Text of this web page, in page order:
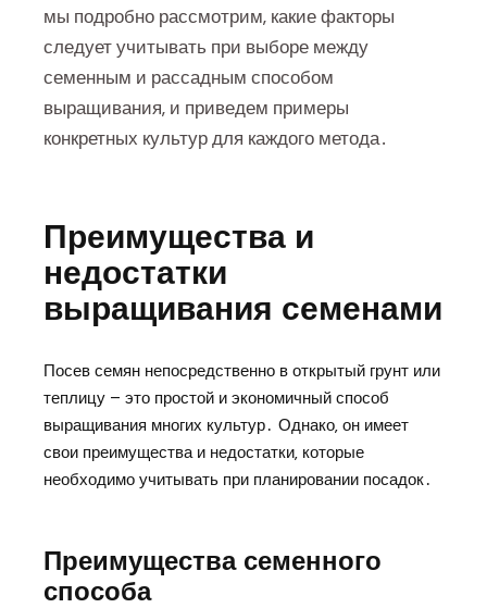
мы подробно рассмотрим‚ какие факторы
следует учитывать при выборе между
семенным и рассадным способом
выращивания‚ и приведем примеры
конкретных культур для каждого метода․
Преимущества и
недостатки
выращивания семенами
Посев семян непосредственно в открытый грунт или
теплицу – это простой и экономичный способ
выращивания многих культур․ Однако‚ он имеет
свои преимущества и недостатки‚ которые
необходимо учитывать при планировании посадок․
Преимущества семенного
способа